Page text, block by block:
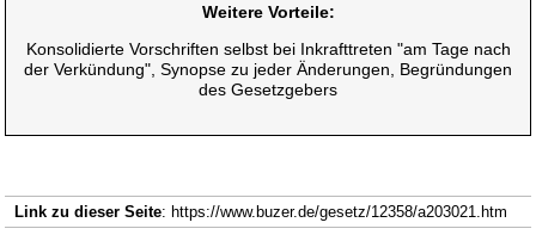
Weitere Vorteile:
Konsolidierte Vorschriften selbst bei Inkrafttreten "am Tage nach
der Verkündung", Synopse zu jeder Änderungen, Begründungen
des Gesetzgebers
Link zu dieser Seite: https://www.buzer.de/gesetz/12358/a203021.htm